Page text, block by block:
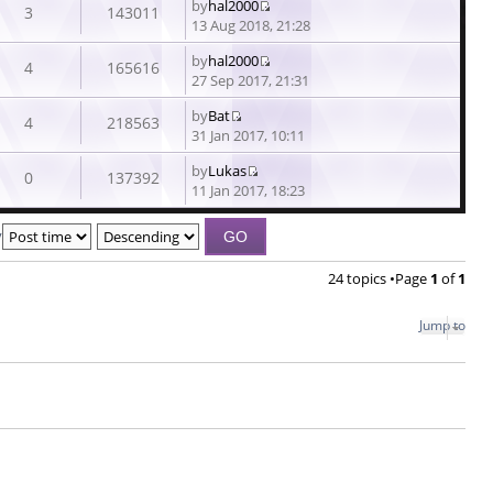
3 143011 byhal2000
View
the
post
13 Aug 2018, 21:28
4 165616 byhal2000
View
the
post
27 Sep 2017, 21:31
4 218563 byBat
View
the
latest
post
31 Jan 2017, 10:11
0 137392 byLukas
View
the
11 Jan 2017, 18:23
24 topics •Page 1 of1
Jump to